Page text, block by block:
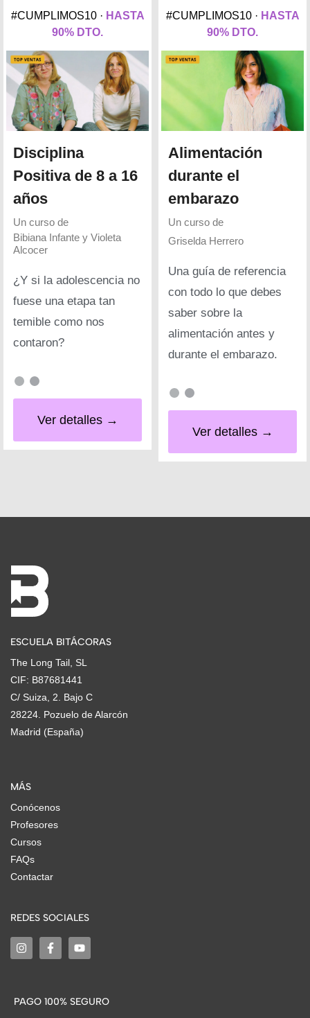
#CUMPLIMOS10 · HASTA
90% DTO.
Disciplina
Positiva de 8 a 16
años
Un curso de
Bibiana Infante y Violeta
Alcocer
¿Y si la adolescencia no
fuese una etapa tan
temible como nos
contaron?
Ver detalles →
#CUMPLIMOS10 · HASTA
90% DTO.
Alimentación
durante el
embarazo
Un curso de
Griselda Herrero
Una guía de referencia
con todo lo que debes
saber sobre la
alimentación antes y
durante el embarazo.
Ver detalles →
ESCUELA BITÁCORAS
The Long Tail, SL
CIF: B87681441
C/ Suiza, 2. Bajo C
28224. Pozuelo de Alarcón
Madrid (España)
MÁS
Conócenos
Profesores
Cursos
FAQs
Contactar
REDES SOCIALES
PAGO 100% SEGURO